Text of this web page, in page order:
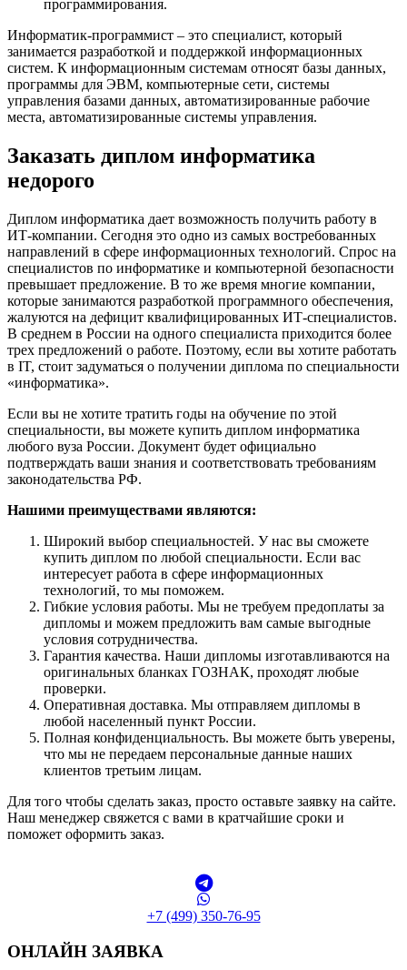
программирования.
Информатик-программист – это специалист, который
занимается разработкой и поддержкой информационных
систем. К информационным системам относят базы данных,
программы для ЭВМ, компьютерные сети, системы
управления базами данных, автоматизированные рабочие
места, автоматизированные системы управления.
Заказать диплом информатика
недорого
Диплом информатика дает возможность получить работу в
ИТ-компании. Сегодня это одно из самых востребованных
направлений в сфере информационных технологий. Спрос на
специалистов по информатике и компьютерной безопасности
превышает предложение. В то же время многие компании,
которые занимаются разработкой программного обеспечения,
жалуются на дефицит квалифицированных ИТ-специалистов.
В среднем в России на одного специалиста приходится более
трех предложений о работе. Поэтому, если вы хотите работать
в IT, стоит задуматься о получении диплома по специальности
«информатика».
Если вы не хотите тратить годы на обучение по этой
специальности, вы можете купить диплом информатика
любого вуза России. Документ будет официально
подтверждать ваши знания и соответствовать требованиям
законодательства РФ.
Нашими преимуществами являются:
Широкий выбор специальностей. У нас вы сможете
купить диплом по любой специальности. Если вас
интересует работа в сфере информационных
технологий, то мы поможем.
Гибкие условия работы. Мы не требуем предоплаты за
дипломы и можем предложить вам самые выгодные
условия сотрудничества.
Гарантия качества. Наши дипломы изготавливаются на
оригинальных бланках ГОЗНАК, проходят любые
проверки.
Оперативная доставка. Мы отправляем дипломы в
любой населенный пункт России.
Полная конфиденциальность. Вы можете быть уверены,
что мы не передаем персональные данные наших
клиентов третьим лицам.
Для того чтобы сделать заказ, просто оставьте заявку на сайте.
Наш менеджер свяжется с вами в кратчайшие сроки и
поможет оформить заказ.
+7 (499) 350-76-95
ОНЛАЙН ЗАЯВКА